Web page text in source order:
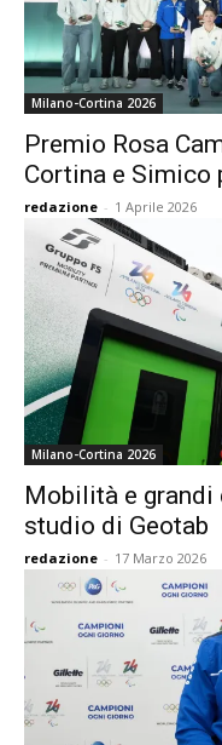
Milano-Cortina 2026
Premio Rosa
Cortina e Simico
redazione - 1 Aprile 2026
Milano-Cortina 2026
Mobilità e grandi
studio di Geotab
redazione - 17 Marzo 2026